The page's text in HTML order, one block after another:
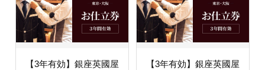
【3年有効】銀座英國屋
【3年有効】銀座英國屋